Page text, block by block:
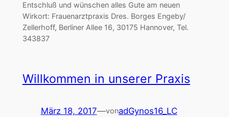
Entschluß und wünschen alles Gute am neuen
Wirkort: Frauenarztpraxis Dres. Borges Engeby/
Zellerhoff, Berliner Allee 16, 30175 Hannover, Tel.
343837
Willkommen in unserer Praxis
März 18, 2017—vonadGynos16_LC